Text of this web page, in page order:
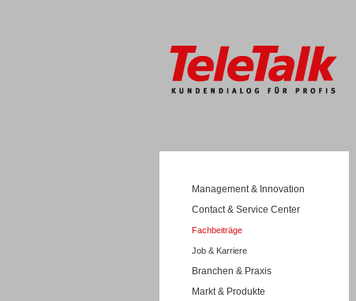
Management & Innovation
Contact & Service Center
Fachbeiträge
Job & Karriere
Branchen & Praxis
Markt & Produkte